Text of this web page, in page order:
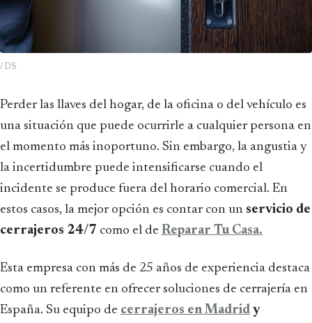
/ DS
Perder las llaves del hogar, de la oficina o del vehículo es
una situación que puede ocurrirle a cualquier persona en
el momento más inoportuno. Sin embargo, la angustia y
la incertidumbre puede intensificarse cuando el
incidente se produce fuera del horario comercial. En
estos casos, la mejor opción es contar con un servicio de
cerrajeros 24/7 como el de Reparar Tu Casa.
Esta empresa con más de 25 años de experiencia destaca
como un referente en ofrecer soluciones de cerrajería en
España. Su equipo de cerrajeros en Madrid y